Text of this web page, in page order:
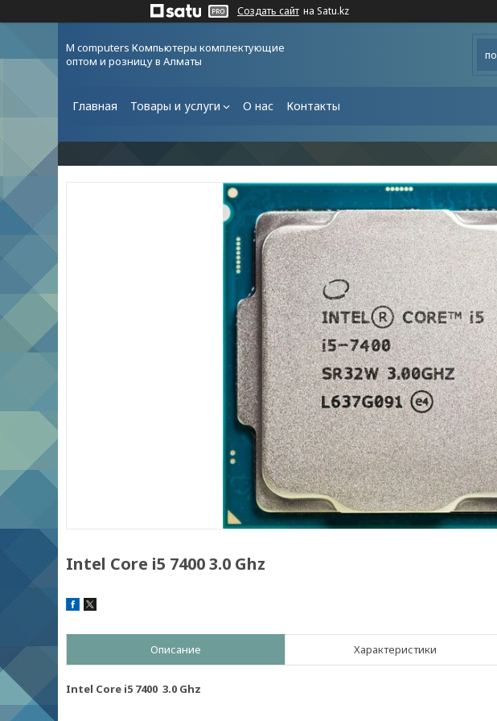
Создать сайт на Satu.kz
M computers Компьютеры комплектующие
оптом и розницу в Алматы
Главная Товары и услуги О нас Контакты
Intel Core i5 7400 3.0 Ghz
Описание Характеристики
Intel Core i5 7400 3.0 Ghz